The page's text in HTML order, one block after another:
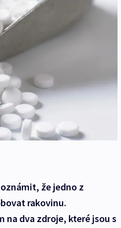
že jedno z
rakovinu.
na dva zdroje, které jsou s